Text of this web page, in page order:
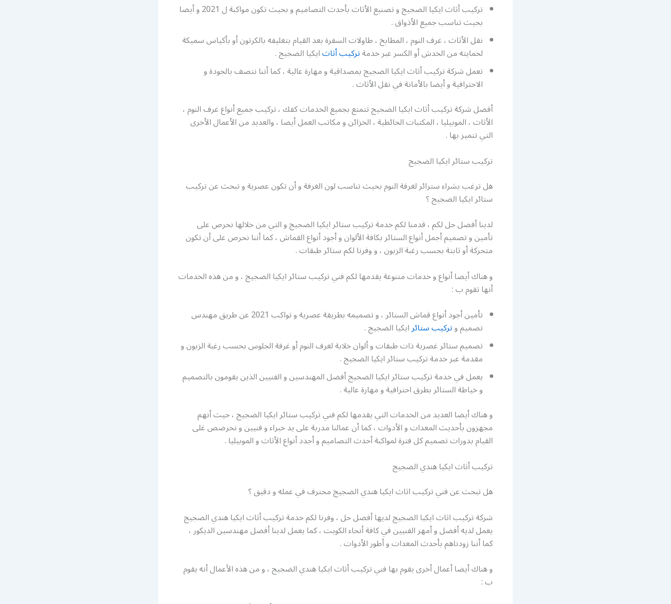
تركيب أثاث ايكيا الضجيج و تصنيع الأثاث بأحدث التصاميم و بحيث تكون مواكبة ل 2021 و أيضا
بحيث تناسب جميع الأذواق .
نقل الأثاث ، غرف النوم ، المطابخ ، طاولات السفرة بعد القيام بتغليفه بالكرتون أو بأكياس سميكة
لحمايته من الخدش أو الكسر عبر خدمةتركيب أثاثايكيا الضجيج .
تعمل شركة تركيب أثاث ايكيا الضجيج بمصداقية و مهارة عالية ، كما أننا نتصف بالجودة و
الاحترافية و أيضا بالأمانة في نقل الأثاث .
أفضل شركة تركيب أثاث ايكيا الضجيج تتمتع بجميع الخدمات كفك ، تركيب جميع أنواع غرف النوم ،
الأثاث ، الموبيليا ، المكتبات الحائطية ، الخزائن و مكاتب العمل أيضا ، والعديد من الأعمال الأخرى
التي تتميز بها .
تركيب ستائر ايكيا الضجيج
هل ترغب بشراء سترائر لغرفة النوم بحيث تناسب لون الغرفة و أن تكون عصرية و تبحث عن تركيب
ستائر ايكيا الضجيج ؟
لدينا أفضل حل لكم ، قدمنا لكم خدمة تركيب ستائر ايكيا الضجيج و التي من خلالها نحرص على
تأمين و تصميم أجمل أنواع الستائر بكافة الألوان و أجود أنواع القماش ، كما أننا نحرص على أن تكون
متحركة أو ثابتة بحسب رغبة الزبون ، و وفرنا لكم ستائر طبقات .
و هناك أيضا أنواع و خدمات متنوعة يقدمها لكم فني تركيب ستائر ايكيا الضجيج ، و من هذه الخدمات
أنها تقوم ب :
تأمين أجود أنواع قماش الستائر ، و تصميمه بطريقة عصرية و تواكب 2021 عن طريق مهندس
تصميم وتركيب ستائرايكيا الضجيج .
تصميم ستائر غصرية ذات طبقات و ألوان خلابة لغرف النوم أو غرفة الجلوس بحسب رغبة الزبون و
مقدمة عبر خدمة تركيب ستائر ايكيا الضجيج .
يعمل في خدمة تركيب ستائر ايكيا الضجيج أفضل المهندسين و الفنيين الذين يقومون بالتصميم
و خياطة الستائر بطرق احترافية و مهارة عالية .
و هناك أيضا العديد من الخدمات التي يقدمها لكم فني تركيب ستائر ايكيا الضجيج ، حيث أنهم
مجهزون بأحديث المعدات و الأدوات ، كما أن عمالنا مدربة على يد خبراء و فنيين و نحرضص غلى
القيام بدورات تصميم كل فترة لمواكبة أحدث التصاميم و أجدد أنواع الأثاث و الموبيليا .
تركيب أثاث ايكيا هندي الضجيج
هل تبحث عن فني تركيب اثاث ايكيا هندي الضجيج محترف في عمله و دقيق ؟
شركة تركيب اثاث ايكيا الضجيج لديها أفضل حل ، وفرنا لكم خدمة تركيب أثاث ايكيا هندي الضجيج
يعمل لديه أفضل و أمهر الفنيين في كافة أنحاء الكويت ، كما يعمل لدينا أفضل مهندسين الديكور ،
كما أننا زودناهم بأحدث المعدات و أطور الأدوات .
و هناك أيضا أعمال أخرى يقوم بها فني تركيب أثاث ايكيا هندي الضجيج ، و من هذه الأعمال أنه يقوم
ب :